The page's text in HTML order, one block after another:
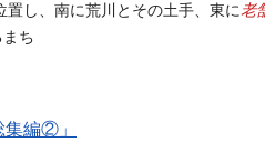
し、南に荒川とその土手、東に老
ち
集編②」